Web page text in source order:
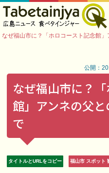
なぜ福山市に？「ホロコースト記念館
公開：
なぜ福山市に？
館」アンネの父
で
タイトルとURLをコピー 福山市 スポット